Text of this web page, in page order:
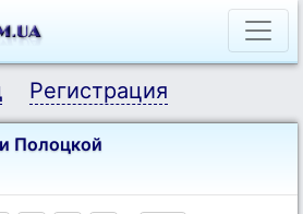
Регистрация
Полоцкой